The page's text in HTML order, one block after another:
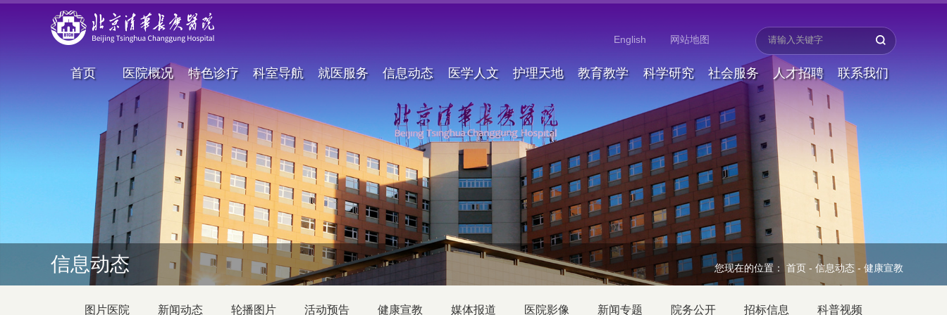
English 网站地图
首页 医院概况 特色诊疗 科室导航 就医服务 信息动态 医学人文 护理天地 教育教学 科学研究 社会服务 人才招聘 联系我们
信息动态 您现在的位置：首页 - 信息动态 - 健康宣教
图片医院 新闻动态 轮播图片 活动预告 健康宣教 媒体报道 医院影像 新闻专题 院务公开 招标信息 科普视频